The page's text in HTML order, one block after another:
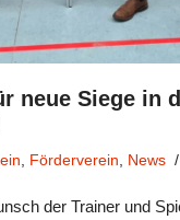
neue Siege in
, Förderverein, News
der Trainer und